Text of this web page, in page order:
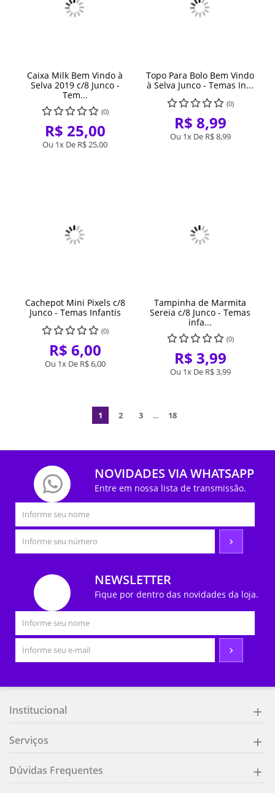
Caixa Milk Bem Vindo à
Selva 2019 c/8 Junco -
Tem...
(0)
R$ 25,00
Ou 1x De R$ 25,00
Topo Para Bolo Bem Vindo
à Selva Junco - Temas In...
(0)
R$ 8,99
Ou 1x De R$ 8,99
Cachepot Mini Pixels c/8
Junco - Temas Infantis
(0)
R$ 6,00
Ou 1x De R$ 6,00
Tampinha de Marmita
Sereia c/8 Junco - Temas
infa...
(0)
R$ 3,99
Ou 1x De R$ 3,99
1 2 3 ... 18
NOVIDADES VIA WHATSAPP
Entre em nossa lista de transmissão.
NEWSLETTER
Fique por dentro das novidades da loja.
Institucional
Serviços
Dúvidas Frequentes